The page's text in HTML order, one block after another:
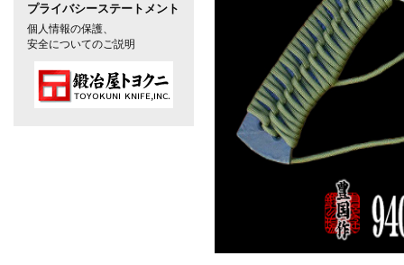
プライバシーステートメント
個人情報の保護、
安全についてのご説明